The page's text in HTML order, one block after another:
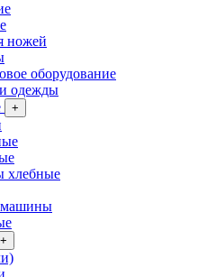
ножей
оборудование
одежды
+
хлебные
машины
+